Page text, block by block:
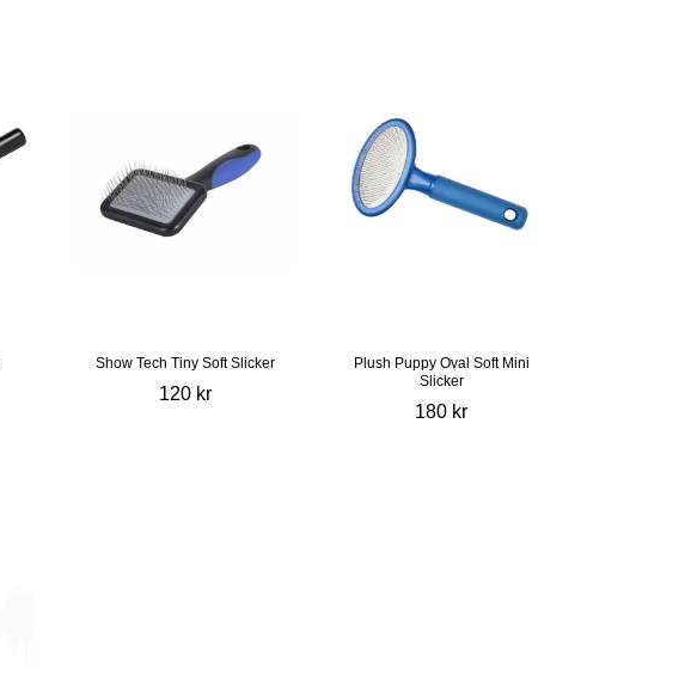
Show Tech Tiny Soft Slicker
120 kr
Plush Puppy Oval Soft Mini
Slicker
180 kr